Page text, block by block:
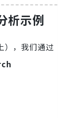
析示例
），我们通过